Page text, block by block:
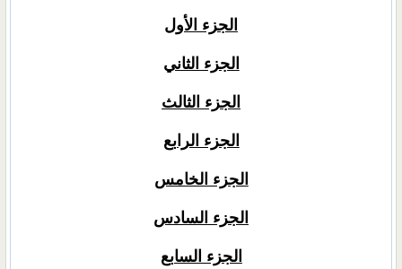
الجزء الأول
الجزء الثاني
الجزء الثالث
الجزء الرابع
الجزء الخامس
الجزء السادس
الجزء السابع